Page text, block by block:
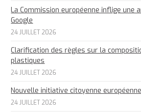
La Commission européenne inflige une
Google
24 JUILLET 2026
Clarification des règles sur la
plastiques
24 JUILLET 2026
Nouvelle initiative citoyenne
24 JUILLET 2026